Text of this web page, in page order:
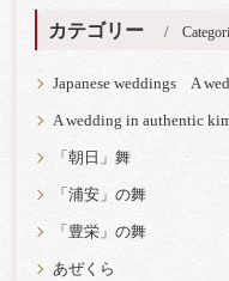
カテゴリー
Japanese weddings A
A wedding in authentic
「朝日」舞
「浦安」の舞
「豊栄」の舞
あぜくら